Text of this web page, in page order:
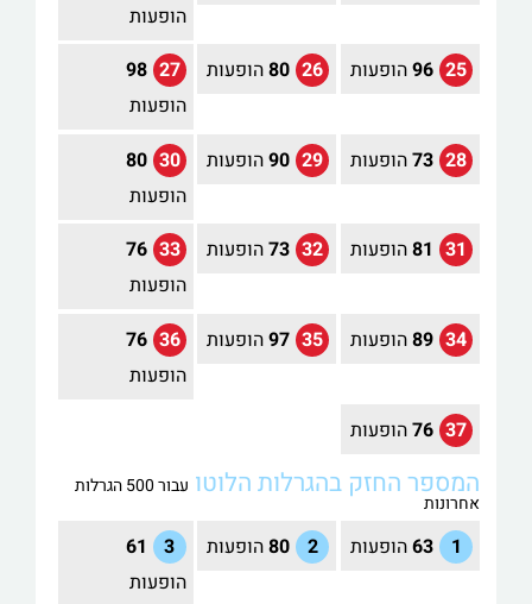
הופעות
25
96הופעות 26
80הופעות 27
98
הופעות
28
73הופעות 29
90הופעות 30
80
הופעות
31
81הופעות 32
73הופעות 33
76
הופעות
34
89הופעות 35
97הופעות 36
76
הופעות
37
76הופעות
המספר החזק בהגרלות הלוטו עבור 500 הגרלות
אחרונות
1
63הופעות 2
80הופעות 3
61
הופעות